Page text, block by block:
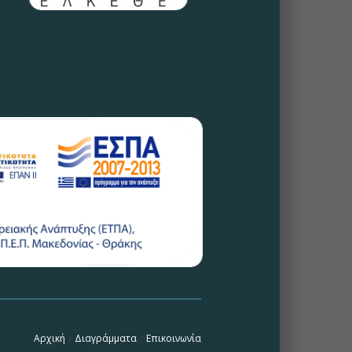
Αρχική / Διαγράμματα / Επικοινωνία